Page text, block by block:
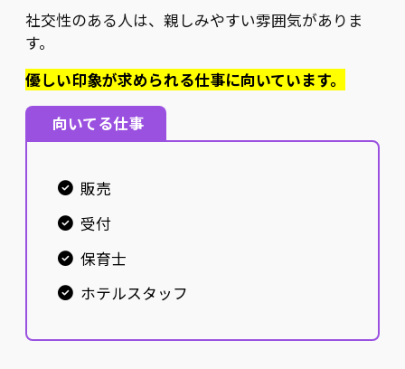
社交性のある人は、親しみやすい雰囲気がありま
す。
優しい印象が求められる仕事に向いています。
向いてる仕事
販売
受付
保育士
ホテルスタッフ